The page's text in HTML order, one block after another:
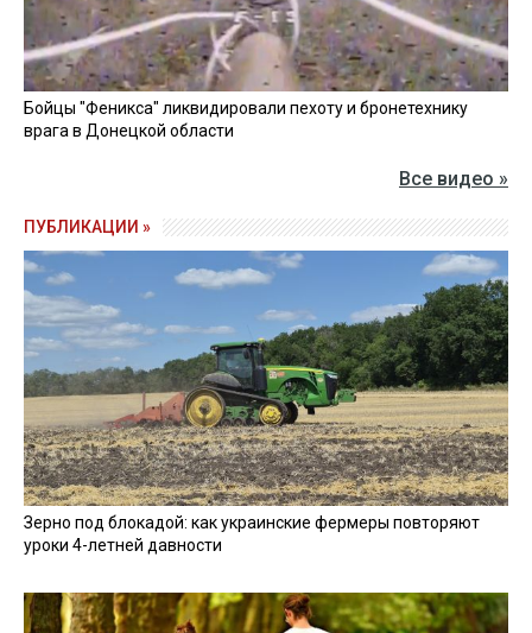
Напомним, ночью 16 июня оккупантыатаковали
дроном автомобиль "скорой"в Херсоне. Получили
ранения трое мужчин.
ВОЙНА АВТОБУС ОБСТРЕЛЫ ХЕРСОН ДРОН ПОГИБШИЙ